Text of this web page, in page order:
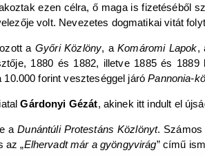
ezen célra, ő maga is fizetéséből
volt. Nevezetes dogmatikai vitát
a Győri Közlöny, aKomáromi Lapok,
1880 és 1882, illetve 1885 és
10.000 forint veszteséggel járóPannonia-
Gárdonyi Gézát, akinek itt indult el
aDunántúli Protestáns Közlönyt. Számos
az „Elhervadt már a gyöngyvirág” című